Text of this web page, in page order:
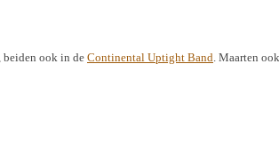
beiden ook in deContinental Uptight Band. Maarten